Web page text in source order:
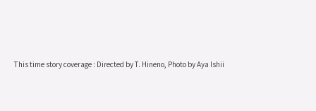
This time story coverage : Directed by T. Hineno, Photo by Aya Ishii